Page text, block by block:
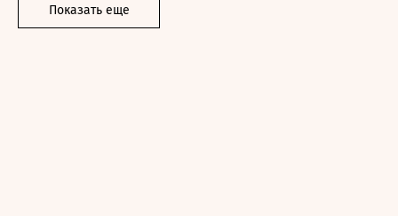
Показать еще